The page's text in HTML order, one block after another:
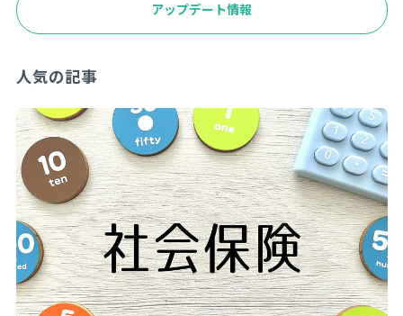
アップデート情報
人気の記事